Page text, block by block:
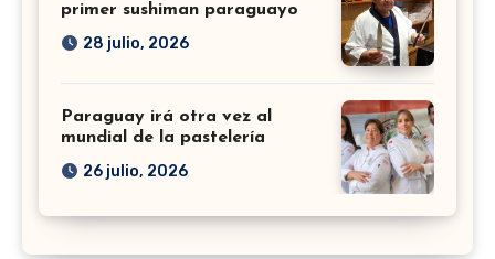
primer sushiman paraguayo
28 julio, 2026
Paraguay irá otra vez al
mundial de la pastelería
26 julio, 2026